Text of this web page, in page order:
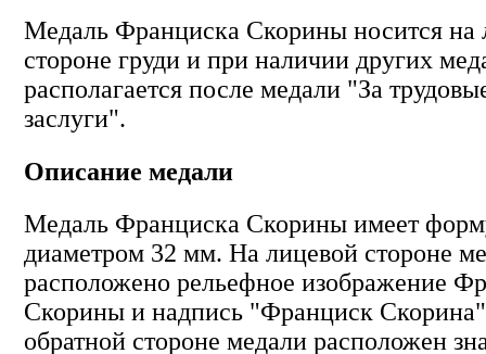
Медаль Франциска Скорины носится на
стороне груди и при наличии других
располагается после медали "За
заслуги".
Описание медали
Медаль Франциска Скорины имеет
диаметром 32 мм. На лицевой стороне
расположено рельефное изображение
Скорины и надпись "Франциск
обратной стороне медали расположен